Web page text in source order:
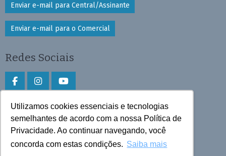
Utilizamos cookies essenciais e tecnologias
semelhantes de acordo com a nossa Política de
Privacidade. Ao continuar navegando, você
concorda com estas condições. Saiba mais
Enviar e-mail para Central/Assinante
Enviar e-mail para o Comercial
Redes Sociais
Faça download do aplicativo
Play Store e App Store